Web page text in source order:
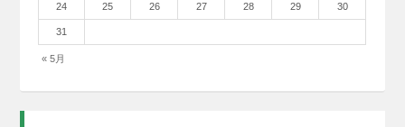
« 5月
24 25 26 27 28 29 30
31